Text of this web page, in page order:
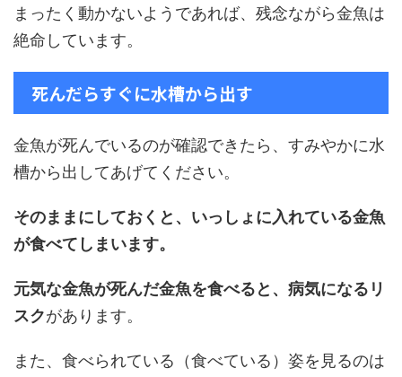
まったく動かないようであれば、残念ながら金魚は
絶命しています。
死んだらすぐに水槽から出す
金魚が死んでいるのが確認できたら、すみやかに水
槽から出してあげてください。
そのままにしておくと、いっしょに入れている金魚
が食べてしまいます。
元気な金魚が死んだ金魚を食べると、病気になるリ
スクがあります。
また、食べられている（食べている）姿を見るのは